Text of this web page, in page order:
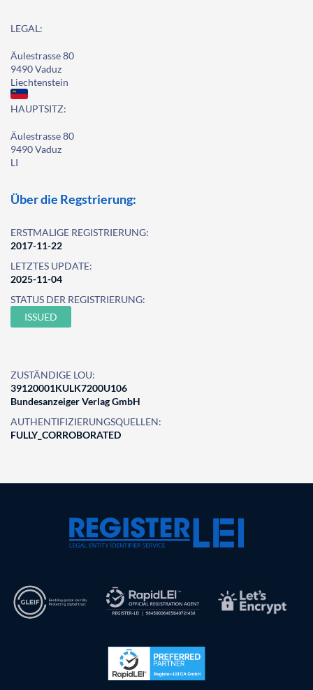
LEGAL:
Äulestrasse 80
9490 Vaduz
Liechtenstein
HAUPTSITZ:
Äulestrasse 80
9490 Vaduz
LI
Über die Regstrierung:
ERSTMALIGE REGISTRIERUNG:
2017-11-22
LETZTES UPDATE:
2025-11-04
STATUS DER REGISTRIERUNG:
ISSUED
ZUSTÄNDIGE LOU:
39120001KULK7200U106
Bundesanzeiger Verlag GmbH
AUTHENTIFIZIERUNGSQUELLEN:
FULLY_CORROBORATED